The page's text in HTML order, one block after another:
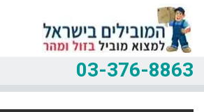
03-376-8863